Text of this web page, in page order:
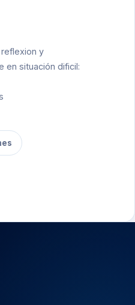
y
en situación dificil: